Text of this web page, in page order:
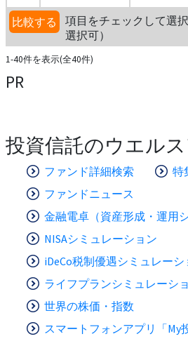
比較する
項目をチェックして選
選択可）
1-40件を表示(全40件)
PR
投資信託のウエル
ファンド詳細検索
特
ファンドニュース
金融電卓（資産形成・運用
NISAシミュレーション
iDeCo税制優遇シミュレーシ
ライフプランシミュレーシ
世界の株価・指数
スマートフォンアプリ「My